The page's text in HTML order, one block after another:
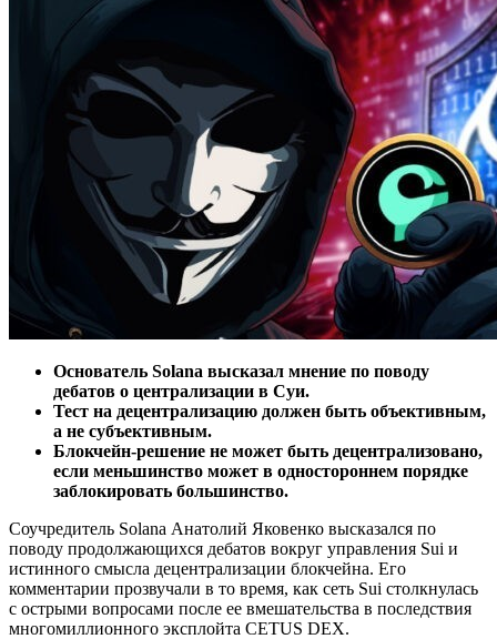
Основатель Solana высказал мнение по поводу
дебатов о централизации в Суи.
Тест на децентрализацию должен быть объективным,
а не субъективным.
Блокчейн-решение не может быть децентрализовано,
если меньшинство может в одностороннем порядке
заблокировать большинство.
Соучредитель Solana Анатолий Яковенко высказался по
поводу продолжающихся дебатов вокруг управления Sui и
истинного смысла децентрализации блокчейна. Его
комментарии прозвучали в то время, как сеть Sui столкнулась
с острыми вопросами после ее вмешательства в последствия
многомиллионного эксплойта CETUS DEX.